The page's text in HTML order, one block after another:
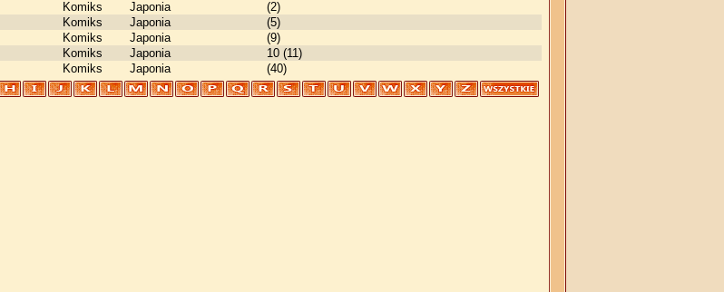
Komiks Japonia
(2)
Komiks Japonia
(5)
Komiks Japonia
(9)
Komiks Japonia
10 (11)
Komiks Japonia (40)